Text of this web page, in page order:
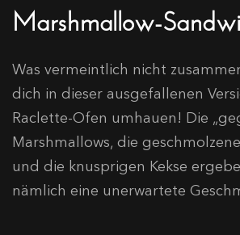
Marshmallow-
Was vermeintlich nicht
dich in dieser ausgefallenen
Raclette-Ofen umhauen! Die
Marshmallows, die
und die knusprigen Kekse
nämlich eine unerwartete